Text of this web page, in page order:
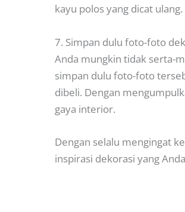
kayu polos yang dicat ulang.
7. Simpan dulu foto-foto
Anda mungkin tidak serta-
simpan dulu foto-foto
dibeli. Dengan
gaya interior.
Dengan selalu mengingat
inspirasi dekorasi yang